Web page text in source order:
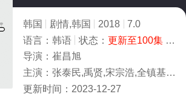
韩国 剧情,韩国 2018
7.0
语言： 韩语 状态： 更新至100集- 免费在线观看
导演： 崔昌旭
主演： 张泰民,禹贤,宋宗浩,全镇基,李胜妍,金英玉,金智勋,金周灵,杨惠智,尹有善,沈恩真,金旼京,全秀景,崔娜舞,李
更新时间： 2023-12-27